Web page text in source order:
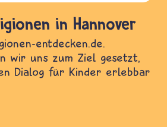
in Hannover
entdecken.de.
wir uns zum Ziel gesetzt,
Dialog für Kinder erlebbar